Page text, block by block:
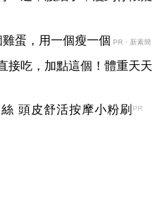
蛋，用一個瘦一個 PR・新素簡
接吃，加點這個！體重天天
頭皮舒活按摩小粉刷 PR